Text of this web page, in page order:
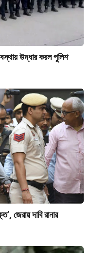
উদ্ধার করল পুলিশ
জেরায় দাবি রানার